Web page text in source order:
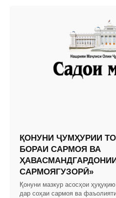
ҚОНУНИ ҶУМҲУРИИ
БОРАИ САРМОЯ ВА
САРМОЯГУЗОРӢ»
Қонуни мазкур асосҳои
дар соҳаи сармоя ва